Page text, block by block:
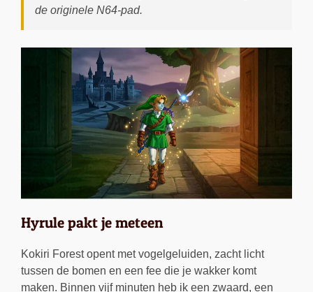
de originele N64-pad.
Hyrule pakt je meteen
Kokiri Forest opent met vogelgeluiden, zacht licht
tussen de bomen en een fee die je wakker komt
maken. Binnen vijf minuten heb ik een zwaard, een